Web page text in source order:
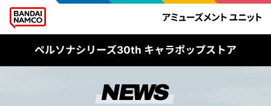
ペルソナシリーズ30th キャラポップストア
NEWS